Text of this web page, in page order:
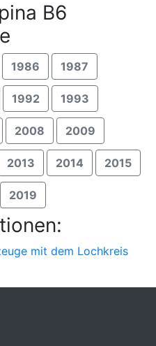
B6
1986 1987
1992 1993
2008 2009
2013 2014 2015
2019
mit dem Lochkreis